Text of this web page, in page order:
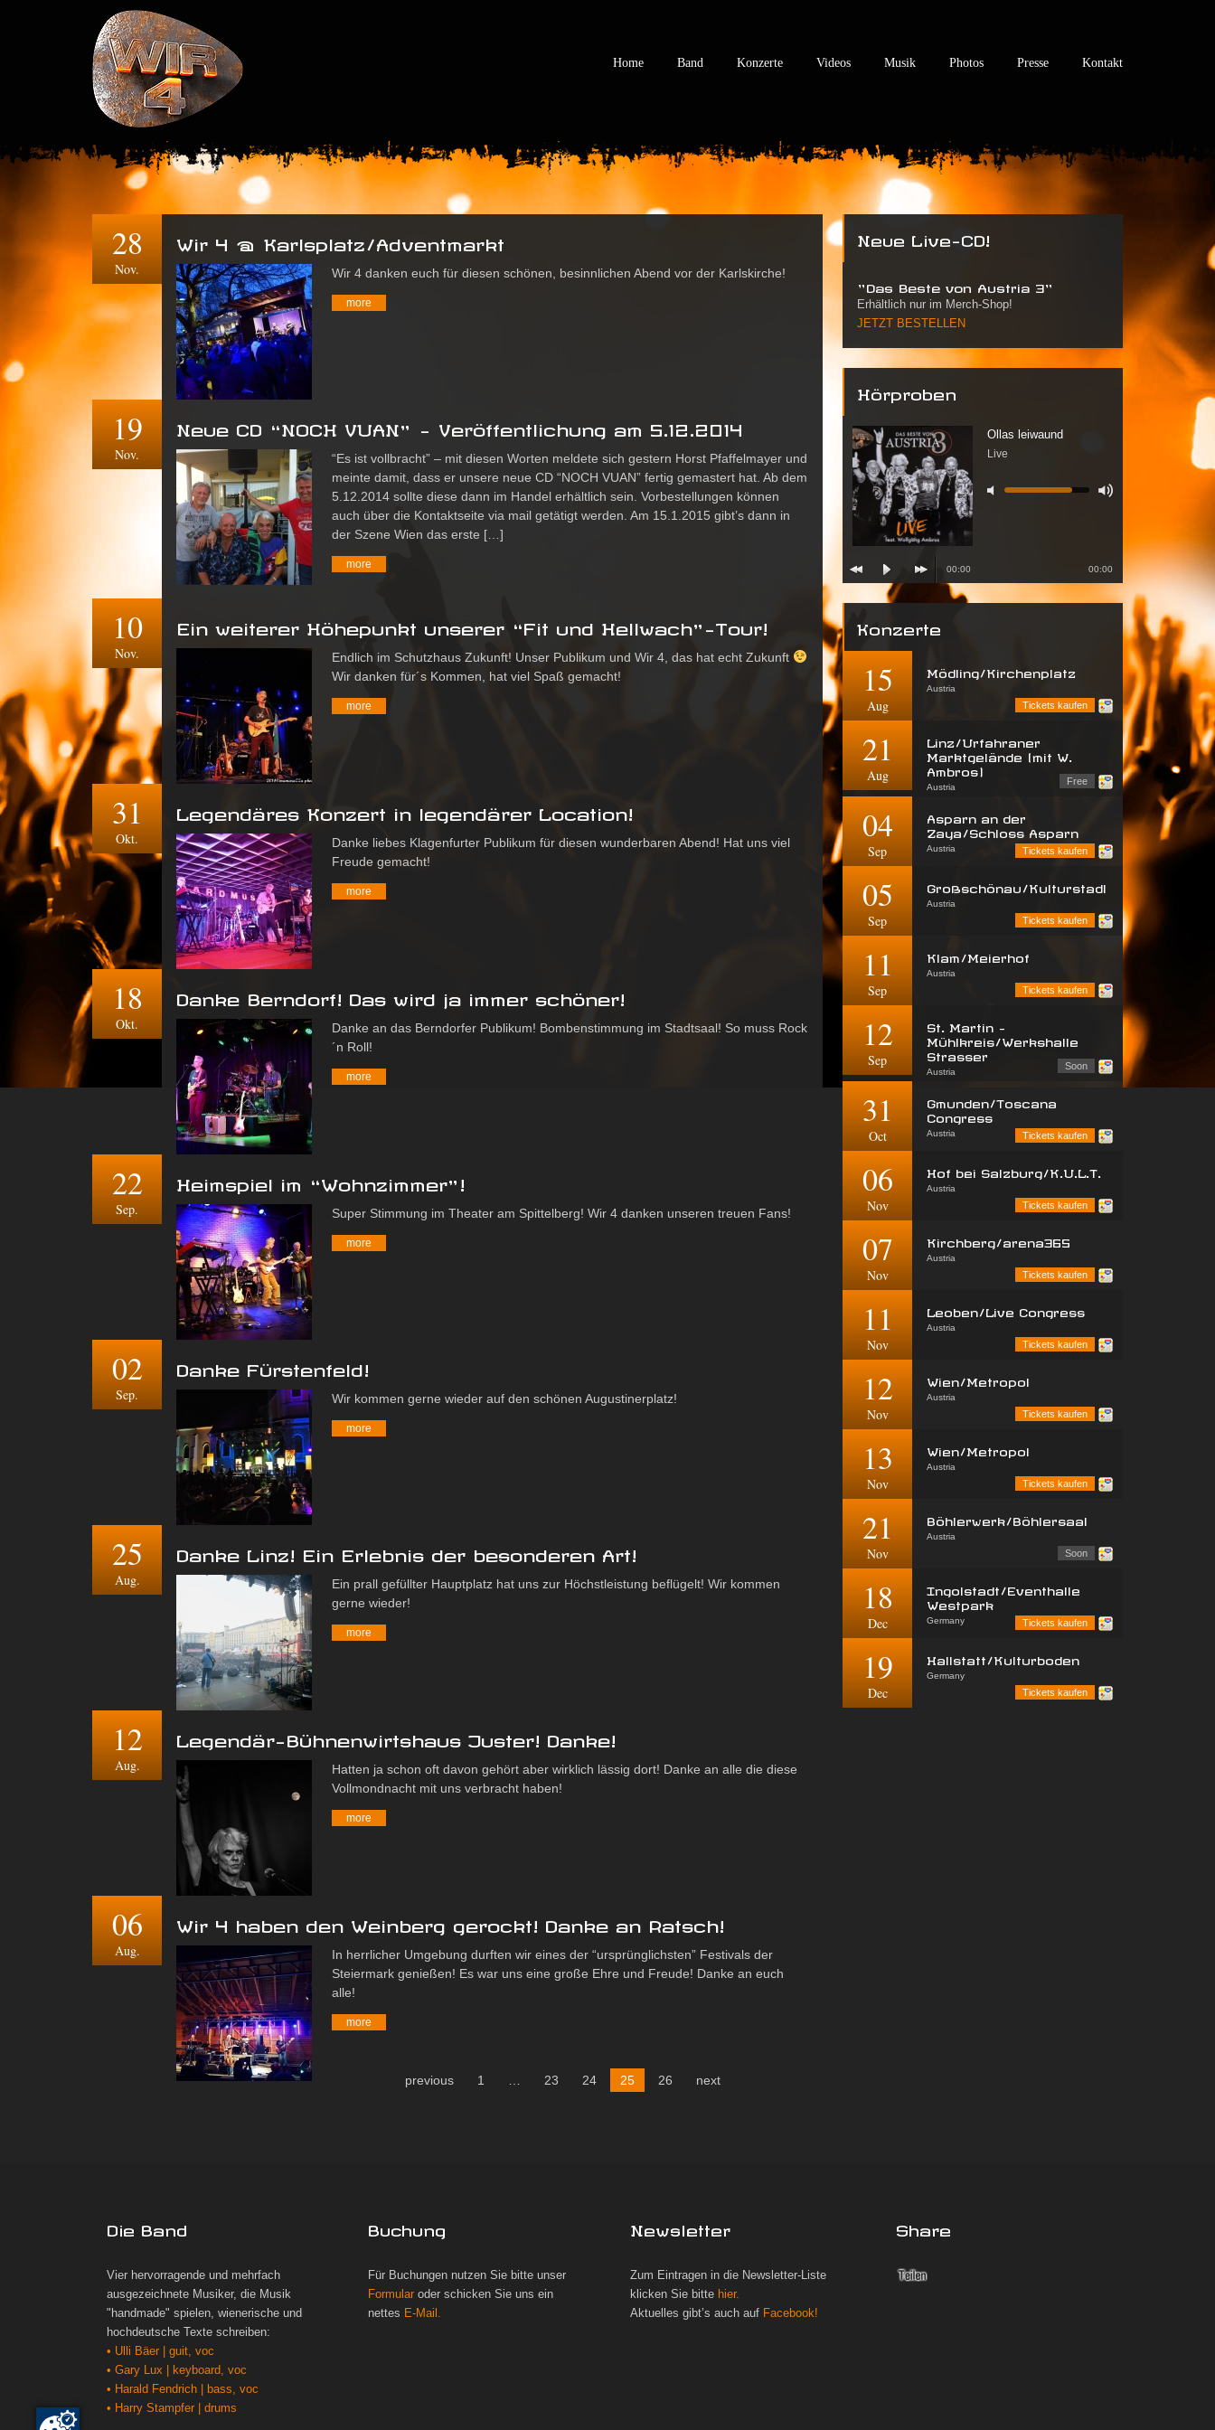
Home Band Konzerte Videos Musik Photos Presse Kontakt
28
Nov.
Wir 4 @ Karlsplatz/Adventmarkt
Wir 4 danken euch für diesen schönen, besinnlichen Abend vor der Karlskirche!
more
19
Nov.
Neue CD “NOCH VUAN” – Veröffentlichung am 5.12.2014
“Es ist vollbracht” – mit diesen Worten meldete sich gestern Horst Pfaffelmayer und
meinte damit, dass er unsere neue CD “NOCH VUAN” fertig gemastert hat. Ab dem
5.12.2014 sollte diese dann im Handel erhältlich sein. Vorbestellungen können
auch über die Kontaktseite via mail getätigt werden. Am 15.1.2015 gibt’s dann in
der Szene Wien das erste […]
more
10
Nov.
Ein weiterer Höhepunkt unserer “Fit und Hellwach”-Tour!
Endlich im Schutzhaus Zukunft! Unser Publikum und Wir 4, das hat echt Zukunft
Wir danken für´s Kommen, hat viel Spaß gemacht!
more
31
Okt.
Legendäres Konzert in legendärer Location!
Danke liebes Klagenfurter Publikum für diesen wunderbaren Abend! Hat uns viel
Freude gemacht!
more
18
Okt.
Danke Berndorf! Das wird ja immer schöner!
Danke an das Berndorfer Publikum! Bombenstimmung im Stadtsaal! So muss Rock
´n Roll!
more
22
Sep.
Heimspiel im “Wohnzimmer”!
Super Stimmung im Theater am Spittelberg! Wir 4 danken unseren treuen Fans!
more
02
Sep.
Danke Fürstenfeld!
Wir kommen gerne wieder auf den schönen Augustinerplatz!
more
25
Aug.
Danke Linz! Ein Erlebnis der besonderen Art!
Ein prall gefüllter Hauptplatz hat uns zur Höchstleistung beflügelt! Wir kommen
gerne wieder!
more
12
Aug.
Legendär-Bühnenwirtshaus Juster! Danke!
Hatten ja schon oft davon gehört aber wirklich lässig dort! Danke an alle die diese
Vollmondnacht mit uns verbracht haben!
more
06
Aug.
Wir 4 haben den Weinberg gerockt! Danke an Ratsch!
In herrlicher Umgebung durften wir eines der “ursprünglichsten” Festivals der
Steiermark genießen! Es war uns eine große Ehre und Freude! Danke an euch
alle!
more
previous 1 23 24 25 26 next
Neue Live-CD!
"Das Beste von Austria 3"
Erhältlich nur im Merch-Shop!
JETZT BESTELLEN
Hörproben
Ollas leiwaund
Live
00:00 00:00
Konzerte
15
Aug
Mödling/Kirchenplatz
Austria
Tickets kaufen
21
Aug
Linz/Urfahraner
Marktgelände (mit W.
Ambros)
Austria
Free
04
Sep
Asparn an der
Zaya/Schloss Asparn
Austria
Tickets kaufen
05
Sep
Großschönau/Kulturstadl
Austria
Tickets kaufen
11
Sep
Klam/Meierhof
Austria
Tickets kaufen
12
Sep
St. Martin -
Mühlkreis/Werkshalle
Strasser
Austria
Soon
31
Oct
Gmunden/Toscana
Congress
Austria
Tickets kaufen
06
Nov
Hof bei Salzburg/K.U.L.T.
Austria
Tickets kaufen
07
Nov
Kirchberg/arena365
Austria
Tickets kaufen
11
Nov
Leoben/Live Congress
Austria
Tickets kaufen
12
Nov
Wien/Metropol
Austria
Tickets kaufen
13
Nov
Wien/Metropol
Austria
Tickets kaufen
21
Nov
Böhlerwerk/Böhlersaal
Austria
Soon
18
Dec
Ingolstadt/Eventhalle
Westpark
Germany
Tickets kaufen
19
Dec
Hallstatt/Kulturboden
Germany
Tickets kaufen
Die Band
Vier hervorragende und mehrfach
ausgezeichnete Musiker, die Musik
"handmade" spielen, wienerische und
hochdeutsche Texte schreiben:
• Ulli Bäer | guit, voc
• Gary Lux | keyboard, voc
• Harald Fendrich | bass, voc
• Harry Stampfer | drums
Buchung
Für Buchungen nutzen Sie bitte unser
Formular oder schicken Sie uns ein
nettes E-Mail.
Newsletter
Zum Eintragen in die Newsletter-Liste
klicken Sie bitte hier.
Aktuelles gibt’s auch auf Facebook!
Share